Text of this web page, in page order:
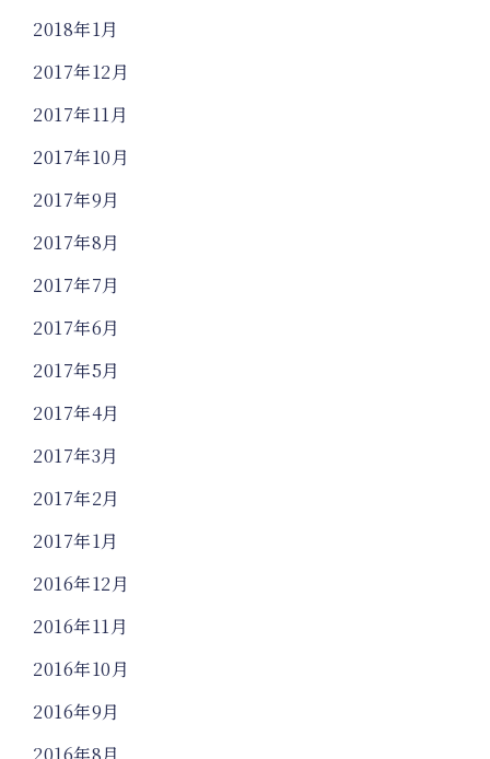
2018年1月
2017年12月
2017年11月
2017年10月
2017年9月
2017年8月
2017年7月
2017年6月
2017年5月
2017年4月
2017年3月
2017年2月
2017年1月
2016年12月
2016年11月
2016年10月
2016年9月